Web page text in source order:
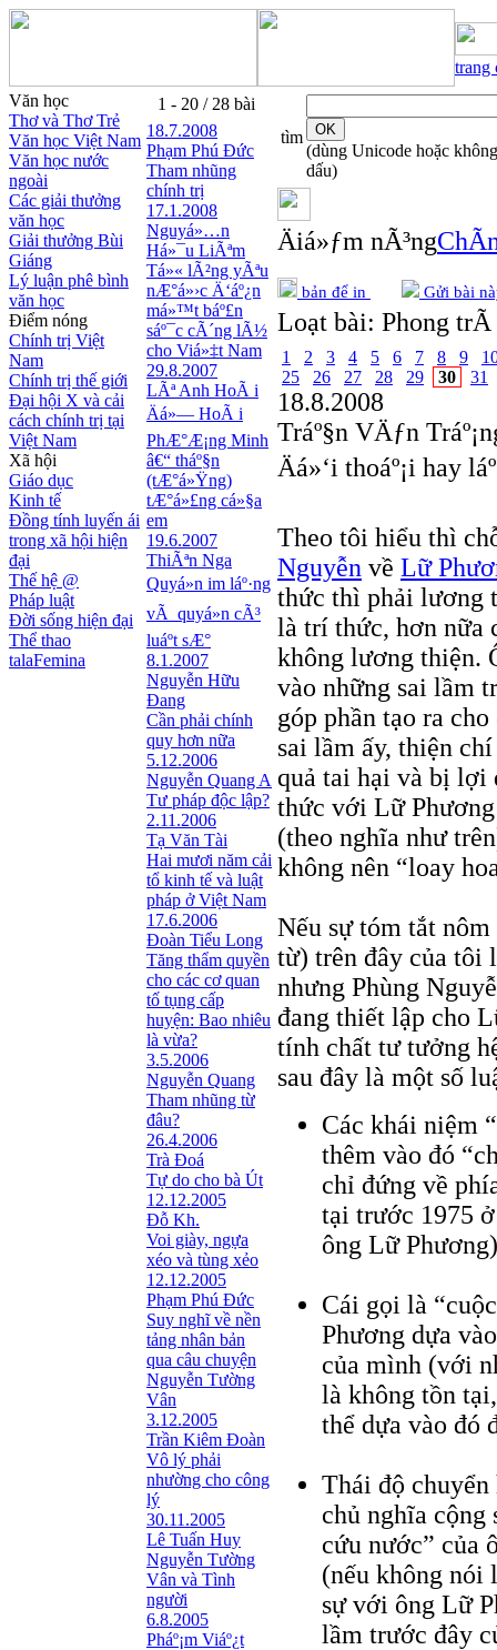
trang
Văn học
Thơ và Thơ Trẻ
Văn học Việt Nam
Văn học nước
ngoài
Các giải thưởng
văn học
Giải thưởng Bùi
Giáng
Lý luận phê bình
văn học
Điểm nóng
Chính trị Việt
Nam
Chính trị thế giới
Đại hội X và cải
cách chính trị tại
Việt Nam
Xã hội
Giáo dục
Kinh tế
Đồng tính luyến ái
trong xã hội hiện
đại
Thế hệ @
Pháp luật
Đời sống hiện đại
Thể thao
talaFemina
1 - 20 / 28 bài
18.7.2008
Phạm Phú Ðức
Tham nhũng
chính trị
17.1.2008
Nguyá»…n
Há»¯u LiÃªm
Tá»« lÃ²ng yÃªu
nÆ°á»›c Ä‘áº¿n
má»™t báº£n
sáº¯c cÃ´ng lÃ½
cho Viá»‡t Nam
29.8.2007
LÃª Anh HoÃ i
Äá»— HoÃ i
PhÆ°Æ¡ng Minh
â€“ tháº§n
(tÆ°á»Ÿng)
tÆ°á»£ng cá»§a
em
19.6.2007
ThiÃªn Nga
Quyá»n im láº·ng
vÃ quyá»n cÃ³
luáº­t sÆ°
8.1.2007
Nguyễn Hữu
Đang
Cần phải chính
quy hơn nữa
5.12.2006
Nguyễn Quang A
Tư pháp độc lập?
2.11.2006
Tạ Văn Tài
Hai mươi năm cải
tổ kinh tế và luật
pháp ở Việt Nam
17.6.2006
Đoàn Tiểu Long
Tăng thẩm quyền
cho các cơ quan
tố tụng cấp
huyện: Bao nhiêu
là vừa?
3.5.2006
Nguyễn Quang
Tham nhũng từ
đâu?
26.4.2006
Trà Đoá
Tự do cho bà Út
12.12.2005
Đỗ Kh.
Voi giày, ngựa
xéo và tùng xẻo
12.12.2005
Phạm Phú Đức
Suy nghĩ về nền
tảng nhân bản
qua câu chuyện
Nguyễn Tường
Vân
3.12.2005
Trần Kiêm Ðoàn
Vô lý phải
nhường cho công
lý
30.11.2005
Lê Tuấn Huy
Nguyễn Tường
Vân và Tình
người
6.8.2005
Pháº¡m Viáº¿t
tìm
(dùng Unicode hoặc không
dấu)
Äiá»ƒm nÃ³ng
bản để in Gửi bài
Loạt bài: Phong trÃ
1 2 3 4 5 6 7 8 9
25
26 27 28 29 30 31
18.8.2008
Tráº§n VÄƒn
Äá»‘i thoáº¡i hay
Theo tôi hiểu thì
Nguyễn về Lữ
thức thì phải lương
là trí thức, hơn nữa
không lương thiện.
vào những sai lầm
góp phần tạo ra
sai lầm ấy, thiện
quả tai hại và bị lợi
thức với Lữ Phương
(theo nghĩa như
không nên “loay
Nếu sự tóm tắt
từ) trên đây của tôi
nhưng Phùng
đang thiết lập cho
tính chất tư tưởng
sau đây là một số
Các khái niệm
thêm vào đó
chỉ đứng về
tại trước 1975
ông Lữ
Cái gọi là
Phương dựa
của mình (với
là không tồn
thể dựa vào đó
Thái độ
chủ nghĩa cộng
cứu nước” của
(nếu không nói
sự với ông Lữ
lầm trước đây